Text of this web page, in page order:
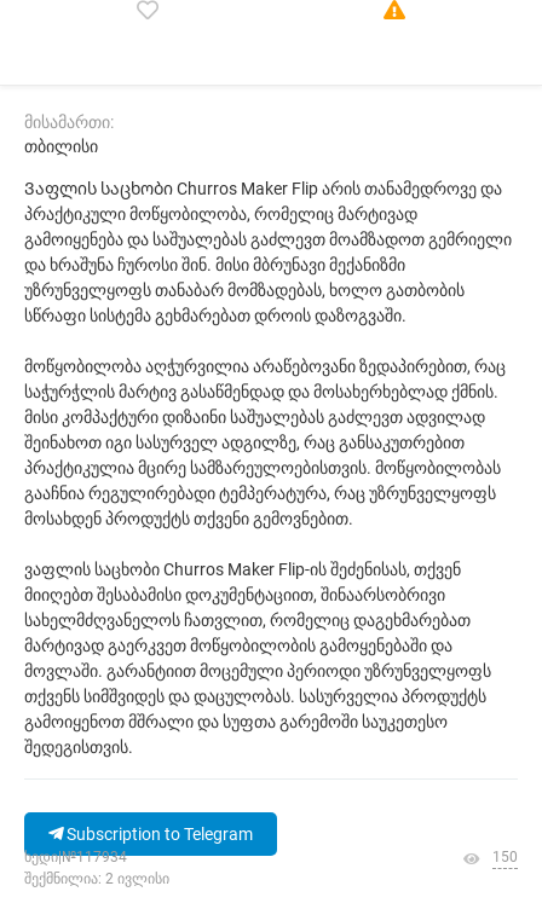
მისამართი:
თბილისი
Ვაფლის საცხობი Churros Maker Flip არის თანამედროვე და
პრაქტიკული მოწყობილობა, რომელიც მარტივად
გამოიყენება და საშუალებას გაძლევთ მოამზადოთ გემრიელი
და ხრაშუნა ჩუროსი შინ. მისი მბრუნავი მექანიზმი
უზრუნველყოფს თანაბარ მომზადებას, ხოლო გათბობის
სწრაფი სისტემა გეხმარებათ დროის დაზოგვაში.
მოწყობილობა აღჭურვილია არაწებოვანი ზედაპირებით, რაც
საჭურჭლის მარტივ გასაწმენდად და მოსახერხებლად ქმნის.
მისი კომპაქტური დიზაინი საშუალებას გაძლევთ ადვილად
შეინახოთ იგი სასურველ ადგილზე, რაც განსაკუთრებით
პრაქტიკულია მცირე სამზარეულოებისთვის. მოწყობილობას
გააჩნია რეგულირებადი ტემპერატურა, რაც უზრუნველყოფს
მოსახდენ პროდუქტს თქვენი გემოვნებით.
ვაფლის საცხობი Churros Maker Flip-ის შეძენისას, თქვენ
მიიღებთ შესაბამისი დოკუმენტაციით, შინაარსობრივი
სახელმძღვანელოს ჩათვლით, რომელიც დაგეხმარებათ
მარტივად გაერკვეთ მოწყობილობის გამოყენებაში და
მოვლაში. გარანტიით მოცემული პერიოდი უზრუნველყოფს
თქვენს სიმშვიდეს და დაცულობას. სასურველია პროდუქტს
გამოიყენოთ მშრალი და სუფთა გარემოში საუკეთესო
შედეგისთვის.
Subscription to Telegram
ხედი|№117934
შექმნილია: 2 ივლისი
150